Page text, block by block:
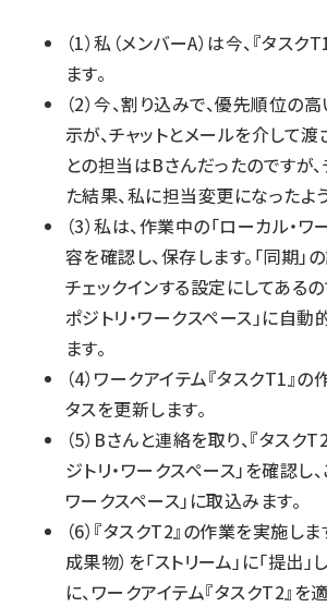
（1）私（メンバーA）は今、『タス
ます。
（2）今、割り込みで、優先順位の
示が、チャットとメールを介して渡
との担当はBさんだったのですが
た結果、私に担当変更になったよ
（3）私は、作業中の「ローカル・
容を確認し、保存します。「同期」
チェックインする設定にしてある
ポジトリ・ワークスペース」に自
ます。
（4）ワークアイテム『タスクT1』
タスを更新します。
（5）Bさんと連絡を取り、『タスク
ジトリ・ワークスペース」を確認し
ワークスペース」に取込みます。
（6）『タスクT2』の作業を実施し
成果物）を「ストリーム」に「提出
に、ワークアイテム『タスクT2』を